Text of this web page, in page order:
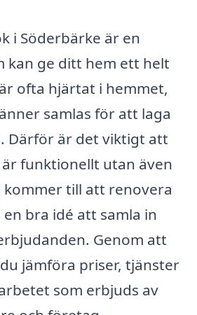
i Söderbärke är en
kan ge ditt hem ett helt
ofta hjärtat i hemmet,
samlas för att laga
Därför är det viktigt att
funktionellt utan även
till att renovera
bra idé att samla in
Genom att
jämföra priser, tjänster
som erbjuds av